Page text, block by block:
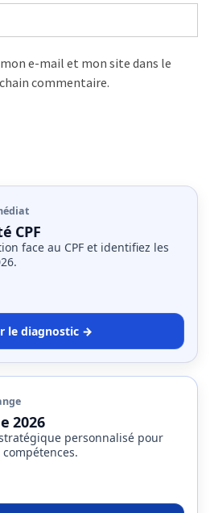
e-mail et mon site dans le
commentaire.
CPF
face au CPF et identifiez les
le diagnostic →
2026
personnalisé pour